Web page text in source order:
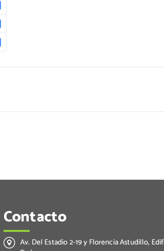
Contacto
Av. Del Estadio 2-19 y Florencia Astudillo,